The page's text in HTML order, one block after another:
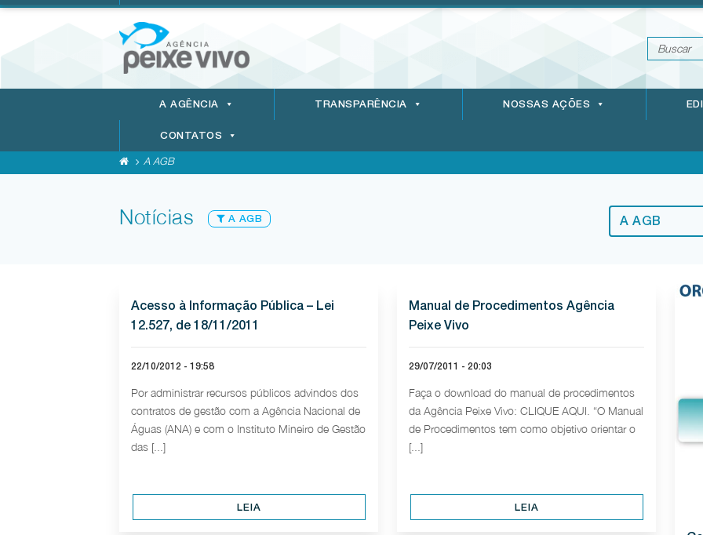
A AGÊNCIA TRANSPARÊNCIA NOSSAS AÇÕES
CONTATOS
A AGB
Notícias A AGB A AGB
Acesso à Informação Pública – Lei
12.527, de 18/11/2011
22/10/2012 - 19:58
Por administrar recursos públicos advindos dos
contratos de gestão com a Agência Nacional de
Águas (ANA) e com o Instituto Mineiro de Gestão
das [...]
LEIA
Manual de Procedimentos Agência
Peixe Vivo
29/07/2011 - 20:03
Faça o download do manual de procedimentos
da Agência Peixe Vivo: CLIQUE AQUI. “O Manual
de Procedimentos tem como objetivo orientar o
[...]
LEIA